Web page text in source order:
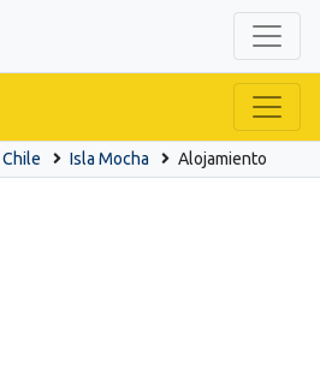
Isla Mocha Alojamiento